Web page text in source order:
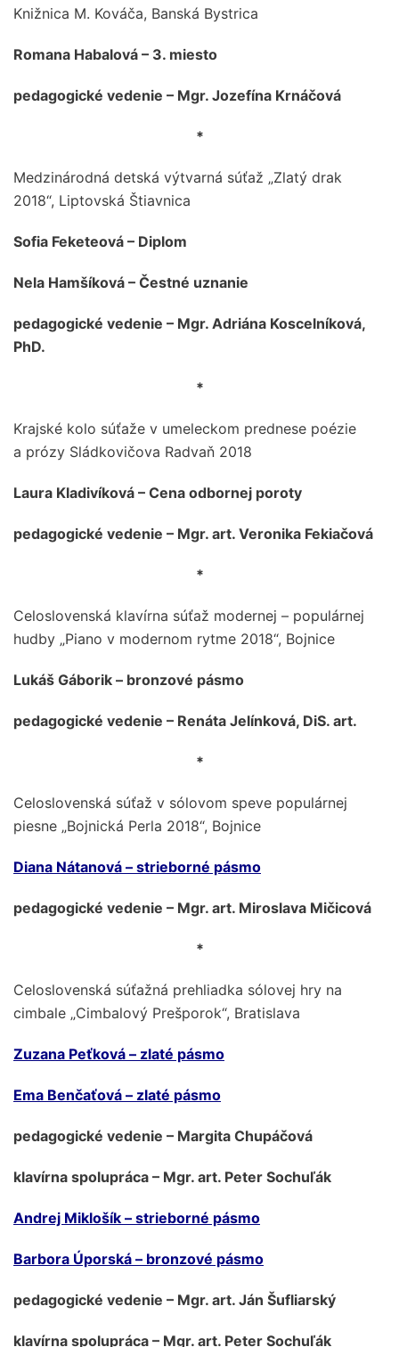
Knižnica M. Kováča, Banská Bystrica
Romana Habalová – 3. miesto
pedagogické vedenie – Mgr. Jozefína Krnáčová
*
Medzinárodná detská výtvarná súťaž „Zlatý drak
2018“, Liptovská Štiavnica
Sofia Feketeová – Diplom
Nela Hamšíková – Čestné uznanie
pedagogické vedenie – Mgr. Adriána Koscelníková,
PhD.
*
Krajské kolo súťaže v umeleckom prednese poézie
a prózy Sládkovičova Radvaň 2018
Laura Kladivíková – Cena odbornej poroty
pedagogické vedenie – Mgr. art. Veronika Fekiačová
*
Celoslovenská klavírna súťaž modernej – populárnej
hudby „Piano v modernom rytme 2018“, Bojnice
Lukáš Gáborik – bronzové pásmo
pedagogické vedenie – Renáta Jelínková, DiS. art.
*
Celoslovenská súťaž v sólovom speve populárnej
piesne „Bojnická Perla 2018“, Bojnice
Diana Nátanová – strieborné pásmo
pedagogické vedenie – Mgr. art. Miroslava Mičicová
*
Celoslovenská súťažná prehliadka sólovej hry na
cimbale „Cimbalový Prešporok“, Bratislava
Zuzana Peťková – zlaté pásmo
Ema Benčaťová – zlaté pásmo
pedagogické vedenie – Margita Chupáčová
klavírna spolupráca – Mgr. art. Peter Sochuľák
Andrej Miklošík – strieborné pásmo
Barbora Úporská – bronzové pásmo
pedagogické vedenie – Mgr. art. Ján Šufliarský
klavírna spolupráca – Mgr. art. Peter Sochuľák